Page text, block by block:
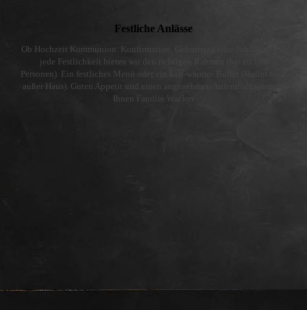
Festliche Anlässe
Ob Hochzeit Kommunion. Konfirmation, Geburtstag oder Jubiläum. Für
jede Festlichkeit bieten wir den richtigen Rahmen (bis zu 100
Personen). Ein festliches Menü oder ein kalt-warmes Buffet (Buffet auch
außer Haus). Guten Appetit und einen angenehmen Aufenthalt wünscht
Ihnen Familie Wacker